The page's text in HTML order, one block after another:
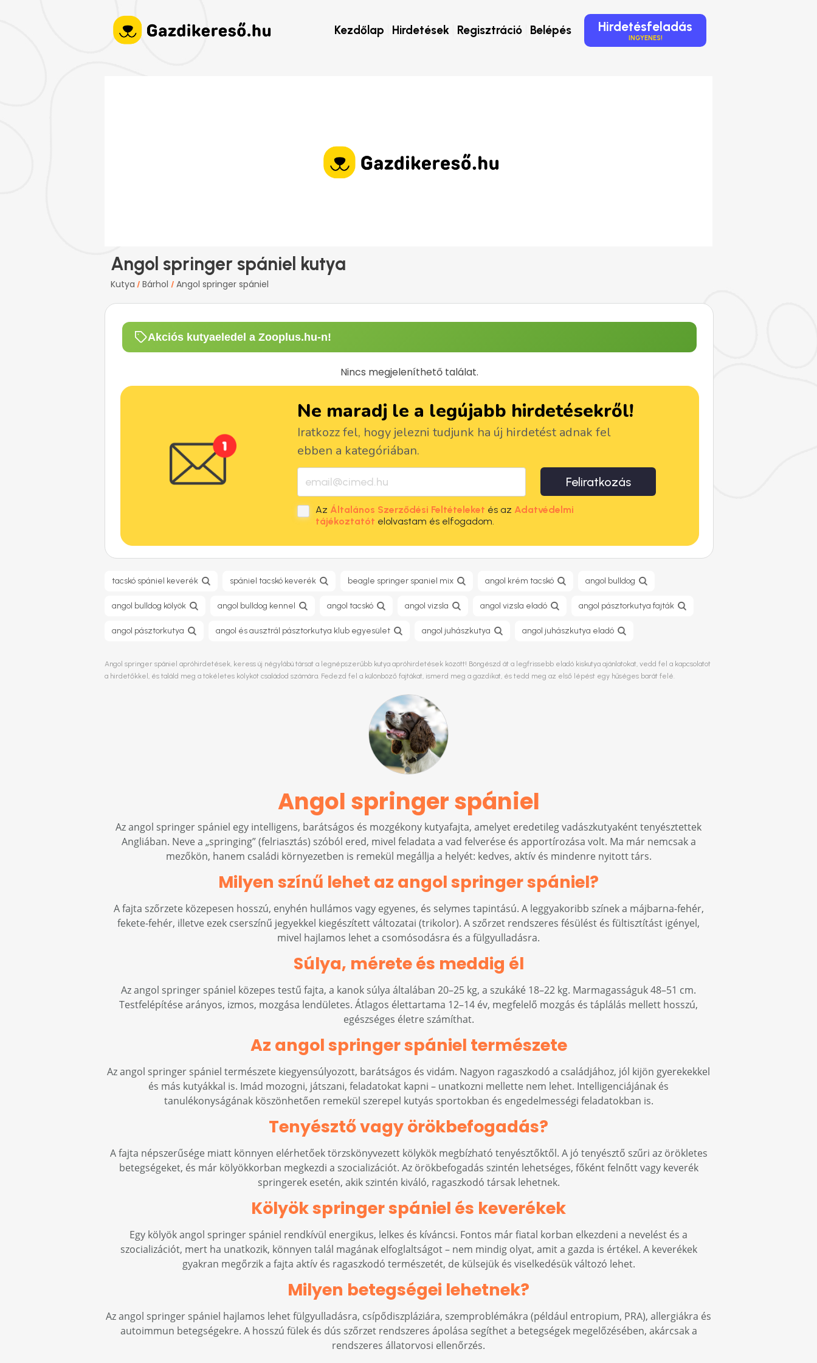
Hirdetésfeladás
INGYENES!
Belépés
Regisztráció
Hirdetések
Kezdőlap
Angol springer spániel kutya
Kutya / Bárhol / Angol springer spániel
Akciós kutyaeledel a Zooplus.hu-n!
Nincs megjeleníthető találat.
Ne maradj le a legújabb hirdetésekről!
Iratkozz fel, hogy jelezni tudjunk ha új hirdetést adnak fel
ebben a kategóriában.
Feliratkozás
Az Általános Szerződési Feltételeket és az Adatvédelmi
tájékoztatót elolvastam és elfogadom.
tacskó spániel keverék spániel tacskó keverék beagle springer spaniel mix angol krém tacskó angol bulldog
angol bulldog kölyök angol bulldog kennel angol tacskó angol vizsla angol vizsla eladó angol pásztorkutya fajták
angol pásztorkutya angol és ausztrál pásztorkutya klub egyesület angol juhászkutya angol juhászkutya eladó
Angol springer spániel apróhirdetések, keress új négylábú társat a legnépszerűbb kutya apróhirdetések között! Böngészd át a legfrissebb eladó kiskutya ajánlatokat, vedd fel a kapcsolatot
a hirdetőkkel, és találd meg a tökéletes kölyköt családod számára. Fedezd fel a különböző fajtákat, ismerd meg a gazdikat, és tedd meg az első lépést egy hűséges barát felé.
Angol springer spániel
Az angol springer spániel egy intelligens, barátságos és mozgékony kutyafajta, amelyet eredetileg vadászkutyaként tenyésztettek
Angliában. Neve a „springing” (felriasztás) szóból ered, mivel feladata a vad felverése és apportírozása volt. Ma már nemcsak a
mezőkön, hanem családi környezetben is remekül megállja a helyét: kedves, aktív és mindenre nyitott társ.
Milyen színű lehet az angol springer spániel?
A fajta szőrzete közepesen hosszú, enyhén hullámos vagy egyenes, és selymes tapintású. A leggyakoribb színek a májbarna-fehér,
fekete-fehér, illetve ezek cserszínű jegyekkel kiegészített változatai (trikolor). A szőrzet rendszeres fésülést és fültisztítást igényel,
mivel hajlamos lehet a csomósodásra és a fülgyulladásra.
Súlya, mérete és meddig él
Az angol springer spániel közepes testű fajta, a kanok súlya általában 20–25 kg, a szukáké 18–22 kg. Marmagasságuk 48–51 cm.
Testfelépítése arányos, izmos, mozgása lendületes. Átlagos élettartama 12–14 év, megfelelő mozgás és táplálás mellett hosszú,
egészséges életre számíthat.
Az angol springer spániel természete
Az angol springer spániel természete kiegyensúlyozott, barátságos és vidám. Nagyon ragaszkodó a családjához, jól kijön gyerekekkel
és más kutyákkal is. Imád mozogni, játszani, feladatokat kapni – unatkozni mellette nem lehet. Intelligenciájának és
tanulékonyságának köszönhetően remekül szerepel kutyás sportokban és engedelmességi feladatokban is.
Tenyésztő vagy örökbefogadás?
A fajta népszerűsége miatt könnyen elérhetőek törzskönyvezett kölykök megbízható tenyésztőktől. A jó tenyésztő szűri az örökletes
betegségeket, és már kölyökkorban megkezdi a szocializációt. Az örökbefogadás szintén lehetséges, főként felnőtt vagy keverék
springerek esetén, akik szintén kiváló, ragaszkodó társak lehetnek.
Kölyök springer spániel és keverékek
Egy kölyök angol springer spániel rendkívül energikus, lelkes és kíváncsi. Fontos már fiatal korban elkezdeni a nevelést és a
szocializációt, mert ha unatkozik, könnyen talál magának elfoglaltságot – nem mindig olyat, amit a gazda is értékel. A keverékek
gyakran megőrzik a fajta aktív és ragaszkodó természetét, de külsejük és viselkedésük változó lehet.
Milyen betegségei lehetnek?
Az angol springer spániel hajlamos lehet fülgyulladásra, csípődiszpláziára, szemproblémákra (például entropium, PRA), allergiákra és
autoimmun betegségekre. A hosszú fülek és dús szőrzet rendszeres ápolása segíthet a betegségek megelőzésében, akárcsak a
rendszeres állatorvosi ellenőrzés.